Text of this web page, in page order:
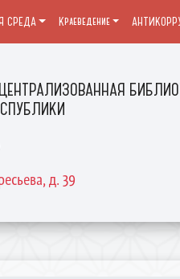
д. 39
СРЕДА Краеведение